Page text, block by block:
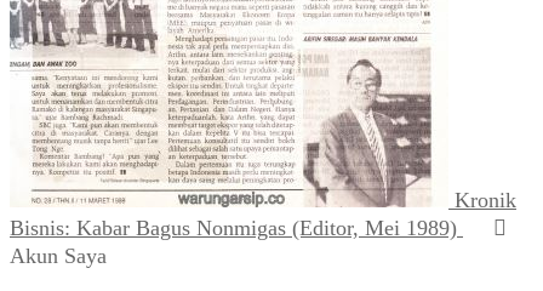
Kronik
Bisnis: Kabar Bagus Nonmigas (Editor, Mei 1989)
Akun Saya